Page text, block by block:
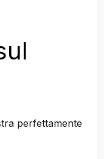
perfettamente